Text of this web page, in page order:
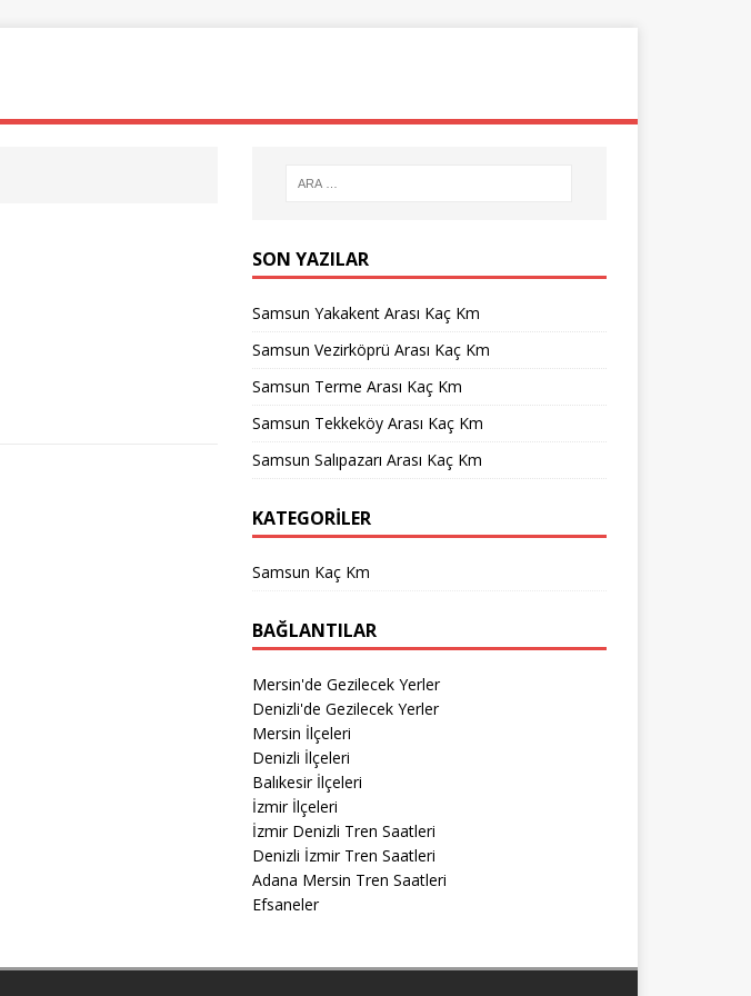
SON YAZILAR
Samsun Yakakent Arası Kaç Km
Samsun Vezirköprü Arası Kaç Km
Samsun Terme Arası Kaç Km
Samsun Tekkeköy Arası Kaç Km
Samsun Salıpazarı Arası Kaç Km
KATEGORILER
Samsun Kaç Km
BAĞLANTILAR
Mersin'de Gezilecek Yerler
Denizli'de Gezilecek Yerler
Mersin İlçeleri
Denizli İlçeleri
Balıkesir İlçeleri
İzmir İlçeleri
İzmir Denizli Tren Saatleri
Denizli İzmir Tren Saatleri
Adana Mersin Tren Saatleri
Efsaneler